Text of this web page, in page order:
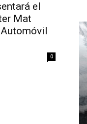
el
Mat
0